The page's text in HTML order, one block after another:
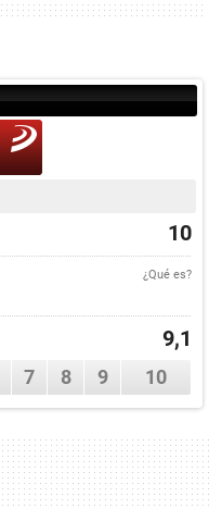
10
¿Qué es?
9,1
7 8 9 10